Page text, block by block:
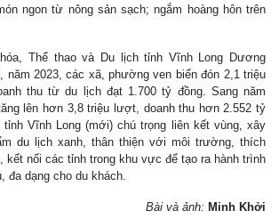
ngon từ nông sản sạch; ngắm hoàng hôn trên
Thể thao và Du lịch tỉnh Vĩnh Long Dương
năm 2023, các xã, phường ven biển đón 2,1 triệu
thu từ du lịch đạt 1.700 tỷ đồng. Sang năm
lên hơn 3,8 triệu lượt, doanh thu hơn 2.552 tỷ
Vĩnh Long (mới) chú trọng liên kết vùng, xây
du lịch xanh, thân thiện với môi trường, thích
kết nối các tỉnh trong khu vực để tạo ra hành trình
đa dạng cho du khách.
Bài và ảnh: Minh Khởi